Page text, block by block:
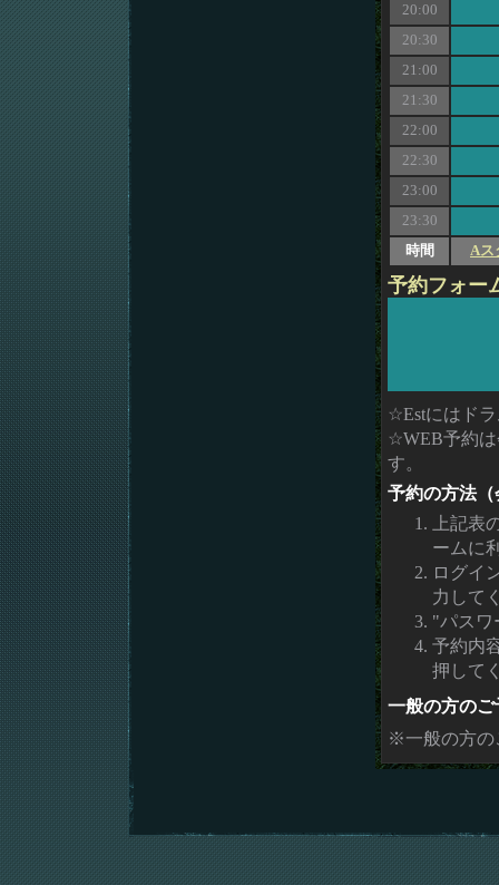
20:00
20:30
21:00
21:30
22:00
22:30
23:00
23:30
時間
Aス
予約フォー
☆Estにはド
☆WEB予約
す。
予約の方法
上記表
ームに
ログイ
力して
"パスワ
予約内
押して
一般の方のご
※一般の方の